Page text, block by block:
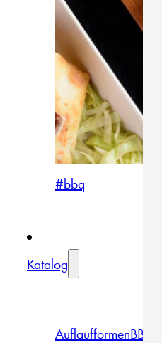
#bbq
Katalog
AuflaufformenBBQ